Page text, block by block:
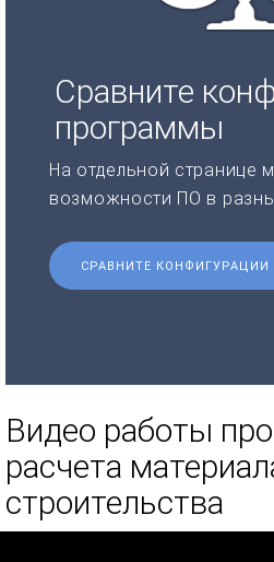
Сравните
программы
На отдельной странице
возможности ПО в
СРАВНИТЕ КОНФИГУРАЦИИ
Видео работы
расчета
строительства